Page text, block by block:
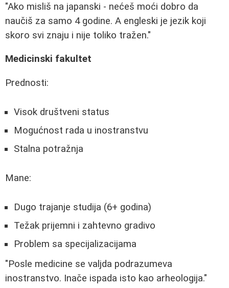
"Ako misliš na japanski - nećeš moći dobro da
naučiš za samo 4 godine. A engleski je jezik koji
skoro svi znaju i nije toliko tražen."
Medicinski fakultet
Prednosti:
Visok društveni status
Mogućnost rada u inostranstvu
Stalna potražnja
Mane:
Dugo trajanje studija (6+ godina)
Težak prijemni i zahtevno gradivo
Problem sa specijalizacijama
"Posle medicine se valjda podrazumeva
inostranstvo. Inače ispada isto kao arheologija."